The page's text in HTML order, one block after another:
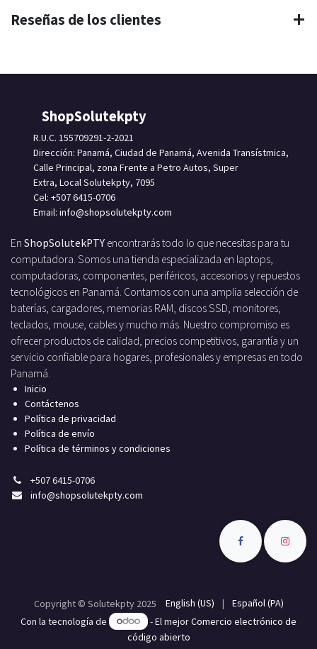
Reseñas de los clientes
ShopSolutekpty
R.U.C. 155709291-2-2021
Dirección: Panamá, Ciudad de Panamá, Avenida Transístmica,
Calle Principal, zona Frente a Petro Autos, Super
Extra, Local Solutekpty, 7095
Cel: +507 6415-0706
Email: info@shopsolutekpty.com
En ShopSolutekPTY encontrarás todo lo que necesitas para tu
computadora. Somos una tienda especializada en laptops,
computadoras, componentes, periféricos, accesorios y repuestos
tecnológicos en Panamá. Contamos con una amplia selección de
baterías, cargadores, memorias RAM, discos SSD, monitores,
teclados, mouse, cables y mucho más. Nuestro compromiso es
ofrecer productos de calidad, precios competitivos, garantía y un
servicio confiable para hogares, profesionales y empresas en todo
Panamá.
Inicio
Contáctenos
Política de privacidad
Política de envío
Política de términos y condiciones
+507 6415-0706
info@shopsolutekpty.com
Copyright © Solutekpty 2025 English (US) |
Español (PA)
Con la tecnología de
- El mejorComercio electrónico de
código abierto